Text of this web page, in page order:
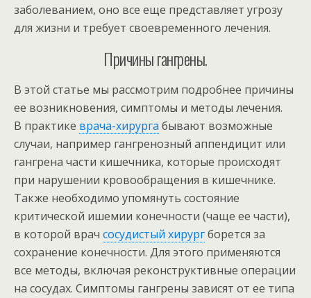
заболеванием, оно все еще представляет угрозу
для жизни и требует своевременного лечения.
Причины гангрены.
В этой статье мы рассмотрим подробнее причины
ее возникновения, симптомы и методы лечения.
В практике врача-хирурга бывают возможные
случаи, например гангренозный аппендицит или
гангрена части кишечника, которые происходят
при нарушении кровообращения в кишечнике.
Также необходимо упомянуть состояние
критической ишемии конечности (чаще ее части),
в которой врач сосудистый хирургборется за
сохранение конечности. Для этого применяются
все методы, включая реконструктивные операции
на сосудах. Симптомы гангрены зависят от ее типа